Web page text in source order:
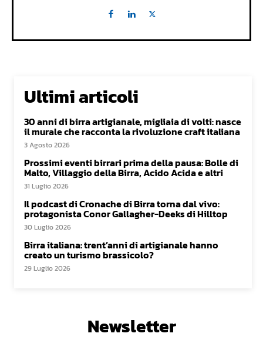
Ultimi articoli
30 anni di birra artigianale, migliaia di volti: nasce
il murale che racconta la rivoluzione craft italiana
3 Agosto 2026
Prossimi eventi birrari prima della pausa: Bolle di
Malto, Villaggio della Birra, Acido Acida e altri
31 Luglio 2026
Il podcast di Cronache di Birra torna dal vivo:
protagonista Conor Gallagher-Deeks di Hilltop
30 Luglio 2026
Birra italiana: trent’anni di artigianale hanno
creato un turismo brassicolo?
29 Luglio 2026
Newsletter